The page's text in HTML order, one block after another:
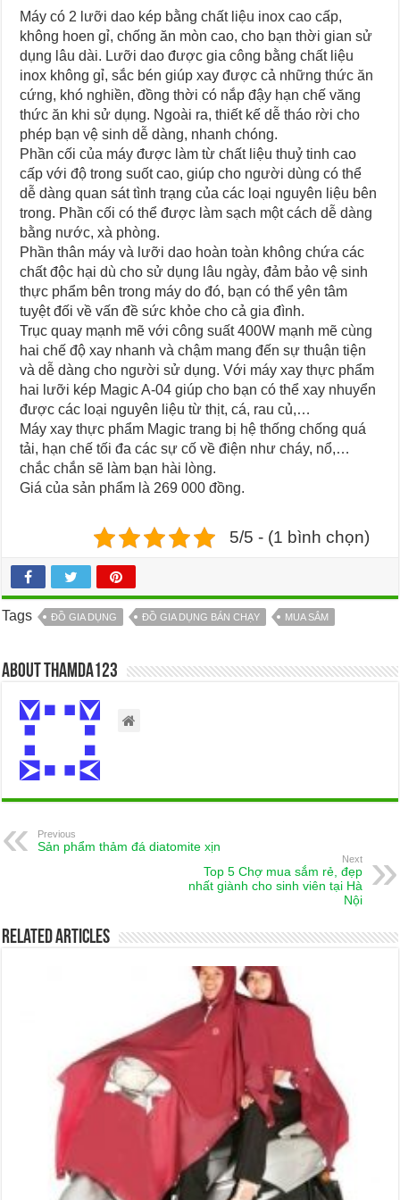
Máy có 2 lưỡi dao kép bằng chất liệu inox cao cấp,
không hoen gỉ, chống ăn mòn cao, cho bạn thời gian sử
dụng lâu dài. Lưỡi dao được gia công bằng chất liệu
inox không gỉ, sắc bén giúp xay được cả những thức ăn
cứng, khó nghiền, đồng thời có nắp đậy hạn chế văng
thức ăn khi sử dụng. Ngoài ra, thiết kế dễ tháo rời cho
phép bạn vệ sinh dễ dàng, nhanh chóng.
Phần cối của máy được làm từ chất liệu thuỷ tinh cao
cấp với độ trong suốt cao, giúp cho người dùng có thể
dễ dàng quan sát tình trạng của các loại nguyên liệu bên
trong. Phần cối có thể được làm sạch một cách dễ dàng
bằng nước, xà phòng.
Phần thân máy và lưỡi dao hoàn toàn không chứa các
chất độc hại dù cho sử dụng lâu ngày, đảm bảo vệ sinh
thực phẩm bên trong máy do đó, bạn có thể yên tâm
tuyệt đối về vấn đề sức khỏe cho cả gia đình.
Trục quay mạnh mẽ với công suất 400W mạnh mẽ cùng
hai chế độ xay nhanh và chậm mang đến sự thuận tiện
và dễ dàng cho người sử dụng. Với máy xay thực phẩm
hai lưỡi kép Magic A-04 giúp cho bạn có thể xay nhuyển
được các loại nguyên liệu từ thịt, cá, rau củ,…
Máy xay thực phẩm Magic trang bị hệ thống chống quá
tải, hạn chế tối đa các sự cố về điện như cháy, nổ,…
chắc chắn sẽ làm bạn hài lòng.
Giá của sản phẩm là 269 000 đồng.
5/5 - (1 bình chọn)
Tags ĐỒ GIA DỤNG ĐỒ GIA DỤNG BÁN CHẠY MUA SẮM
About thamda123
Previous
Sản phẩm thảm đá diatomite xịn
Next
Top 5 Chợ mua sắm rẻ, đẹp
nhất giành cho sinh viên tại Hà
Nội
Related Articles